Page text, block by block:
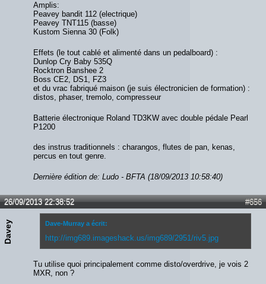
Amplis:
Peavey bandit 112 (electrique)
Peavey TNT115 (basse)
Kustom Sienna 30 (Folk)
Effets (le tout cablé et alimenté dans un pedalboard) :
Dunlop Cry Baby 535Q
Rocktron Banshee 2
Boss CE2, DS1, FZ3
et du vrac fabriqué maison (je suis électronicien de formation) :
distos, phaser, tremolo, compresseur
Batterie électronique Roland TD3KW avec double pédale Pearl
P1200
des instrus traditionnels : charangos, flutes de pan, kenas,
percus en tout genre.
Dernière édition de: Ludo - BFTA (18/09/2013 10:58:40)
#656
26/09/2013 22:38:52
Davey Dave-Murray a écrit:
http://img689.imageshack.us/img689/2951/riv5.jpg
Tu utilise quoi principalement comme disto/overdrive, je vois 2
MXR, non ?